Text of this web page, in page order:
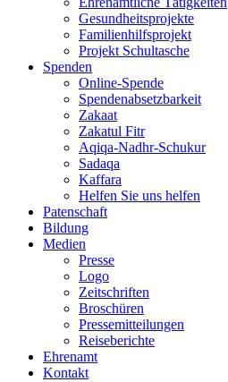
Gesundheitsprojekte
Familienhilfsprojekt
Projekt Schultasche
Spenden
Online-Spende
Spendenabsetzbarkeit
Zakaat
Zakatul Fitr
Aqiqa-Nadhr-Schukur
Sadaqa
Kaffara
Helfen Sie uns helfen
Patenschaft
Bildung
Medien
Presse
Logo
Zeitschriften
Broschüren
Pressemitteilungen
Reiseberichte
Ehrenamt
Kontakt